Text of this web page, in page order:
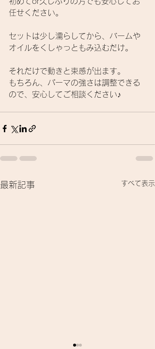
任せください。
セットは少し濡らしてから、バームや
オイルをくしゃっともみ込むだけ。
それだけで動きと束感が出ます。
もちろん、パーマの強さは調整できる
ので、安心してご相談ください♪
最新記事 すべて表示